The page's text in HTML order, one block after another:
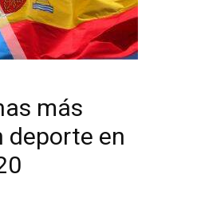
más
deporte en